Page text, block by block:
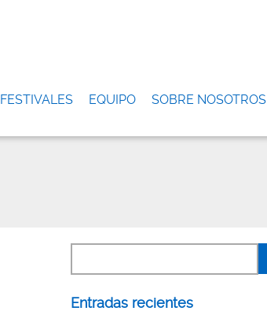
FESTIVALES EQUIPO SOBRE NOSOTROS
Entradas recientes